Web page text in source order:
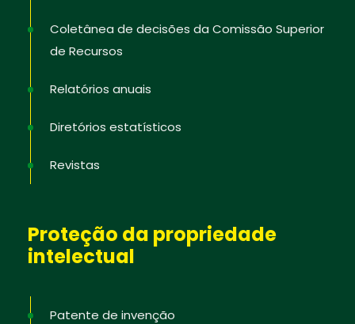
Coletânea de decisões da Comissão Superior
de Recursos
Relatórios anuais
Diretórios estatísticos
Revistas
Proteção da propriedade
intelectual
Patente de invenção